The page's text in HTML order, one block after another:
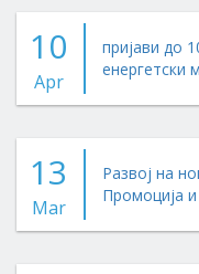
10
Apr
пријави до
енергетски
13
Mar
Развој на
Промоција и